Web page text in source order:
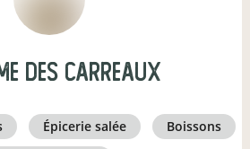
des Carreaux
épicerie salée
boissons